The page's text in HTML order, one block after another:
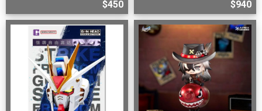
$450 $940